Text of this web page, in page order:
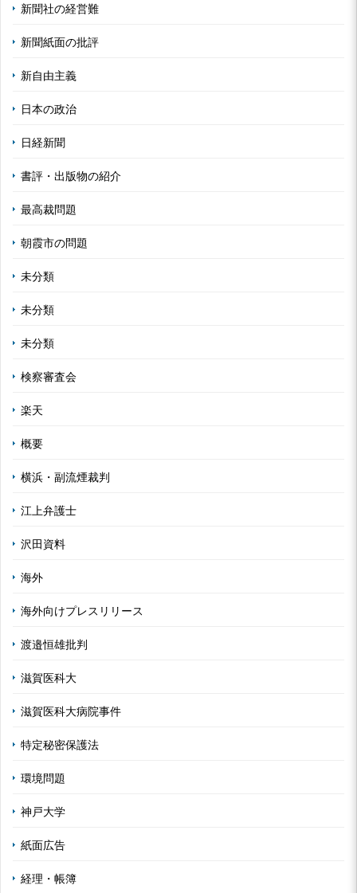
新聞社の経営難
新聞紙面の批評
新自由主義
日本の政治
日経新聞
書評・出版物の紹介
最高裁問題
朝霞市の問題
未分類
未分類
未分類
検察審査会
楽天
概要
横浜・副流煙裁判
江上弁護士
沢田資料
海外
海外向けプレスリリース
渡邉恒雄批判
滋賀医科大
滋賀医科大病院事件
特定秘密保護法
環境問題
神戸大学
紙面広告
経理・帳簿